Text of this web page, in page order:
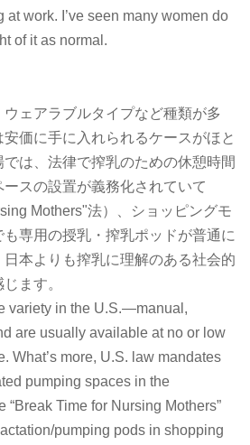
at work. I’ve seen many women do
of it as normal.
ェアラブルタイプなど種類が多
価に手に入れられるケースがほと
は、法律で搾乳のための休憩時間
スの設置が義務化されていて
Mothers"法）、ショッピングモ
専用の授乳・搾乳ポッドが普通に
本よりも搾乳に理解のある社会的
ます。
variety in the U.S.—manual,
are usually available at no or low
What’s more, U.S. law mandates
pumping spaces in the
“Break Time for Nursing Mothers”
pumping pods in shopping